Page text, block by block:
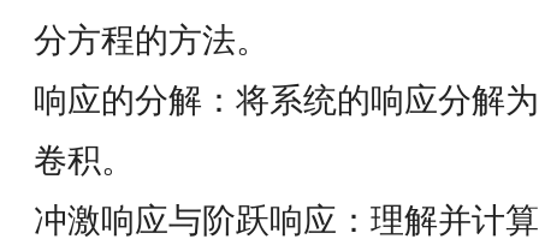
分方程的方法。
响应的分解：将系统的响应分解
卷积。
冲激响应与阶跃响应：理解并计